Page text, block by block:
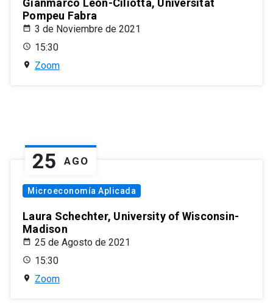
Gianmarco León-Ciliotta, Universitat
Pompeu Fabra
3 de Noviembre de 2021
15:30
Zoom
25 AGO
Microeconomía Aplicada
Laura Schechter, University of Wisconsin-
Madison
25 de Agosto de 2021
15:30
Zoom